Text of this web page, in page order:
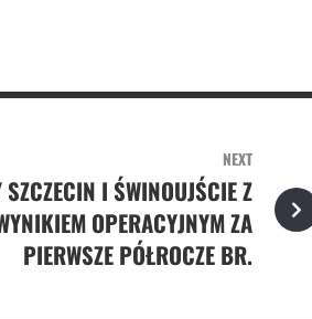
NEXT
SZCZECIN I ŚWINOUJŚCIE Z
OPERACYJNYM ZA
PIERWSZE PÓŁROCZE BR.